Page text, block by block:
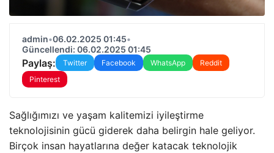
admin•06.02.2025 01:45•
Güncellendi: 06.02.2025 01:45
Paylaş: Twitter Facebook WhatsApp
Reddit
Pinterest
Sağlığımızı ve yaşam kalitemizi iyileştirme
teknolojisinin gücü giderek daha belirgin hale geliyor.
Birçok insan hayatlarına değer katacak teknolojik